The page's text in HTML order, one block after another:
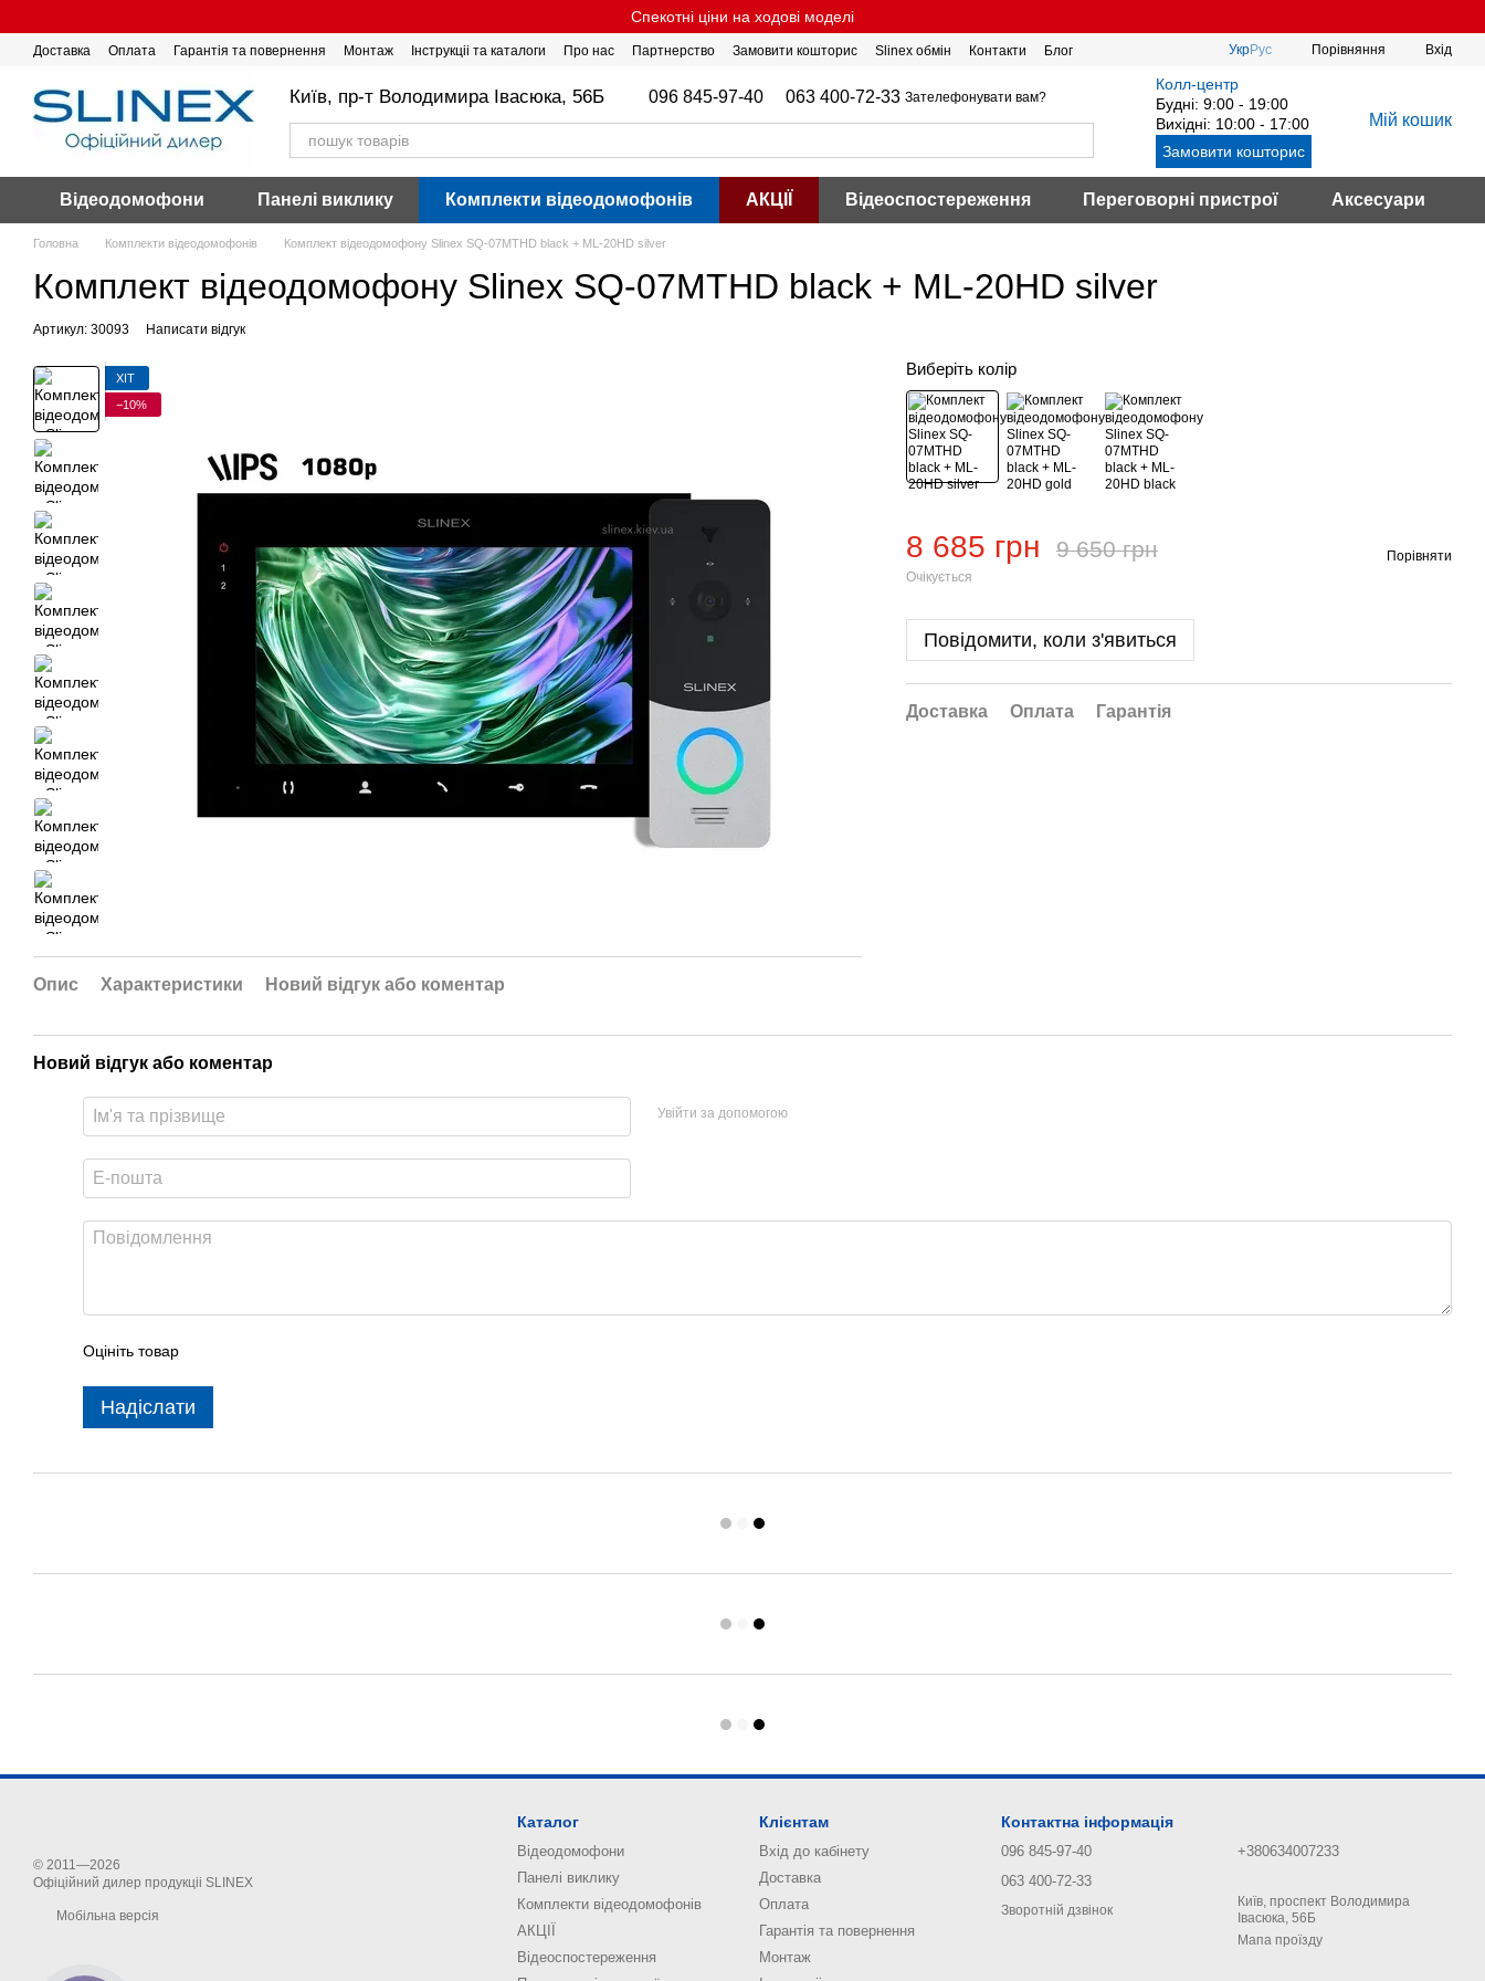
Спекотні ціни на ходові моделі
Доставка Оплата Гарантія та повернення Монтаж Інструкціі та каталоги Про нас Партнерство Замовити кошторис Slinex обмін Контакти Блог УкрРус Порівняння Вхід
Київ, пр-т Володимира Івасюка, 56Б 096 845-97-40 063 400-72-33 Зателефонувати вам?
Колл-центр
Будні: 9:00 - 19:00
Вихідні: 10:00 - 17:00
Замовити кошторис
Мій кошик
Відеодомофони Панелі виклику Комплекти відеодомофонів АКЦІЇ Відеоспостереження Переговорні пристрої Аксесуари
Головна Комплекти відеодомофонів Комплект відеодомофону Slinex SQ-07MTHD black + ML-20HD silver
Комплект відеодомофону Slinex SQ-07MTHD black + ML-20HD silver
Артикул: 30093 Написати відгук
ХІТ
−10%
Опис Характеристики Новий відгук або коментар
Виберіть колір
8 685 грн 9 650 грн
Очікується
Порівняти
Повідомити, коли з'явиться
Доставка Оплата Гарантія
Новий відгук або коментар
Увійти за допомогою
Оцініть товар
Надіслати
© 2011—2026
Офіційний дилер продукціі SLINEX
Мобільна версія
Каталог
Відеодомофони
Панелі виклику
Комплекти відеодомофонів
АКЦІЇ
Відеоспостереження
Клієнтам
Вхід до кабінету
Доставка
Оплата
Гарантія та повернення
Монтаж
Контактна інформація
096 845-97-40
063 400-72-33
Зворотній дзвінок
+380634007233
Київ, проспект Володимира
Івасюка, 56Б
Мапа проїзду